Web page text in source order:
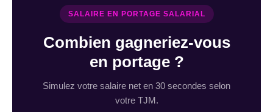
SALAIRE EN PORTAGE SALARIAL
Combien gagneriez-vous
en portage ?
Simulez votre salaire net en 30 secondes selon
votre TJM.